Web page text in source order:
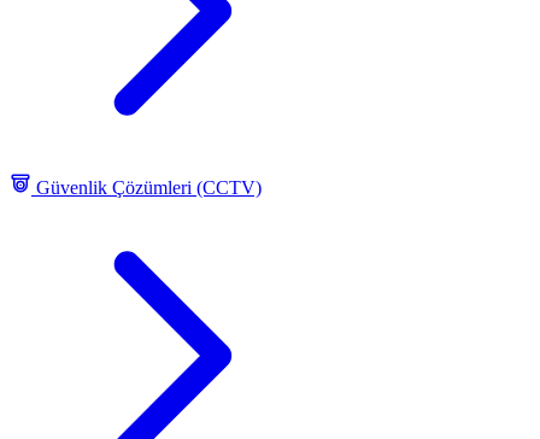
Güvenlik Çözümleri (CCTV)